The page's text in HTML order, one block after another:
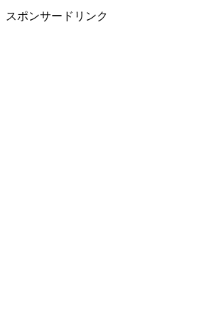
スポンサードリンク